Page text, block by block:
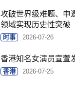
攻破世界级难题、申
领域实现历史性突破
时事 2026-07-26
香港知名女演员宣萱
香港 2026-07-25